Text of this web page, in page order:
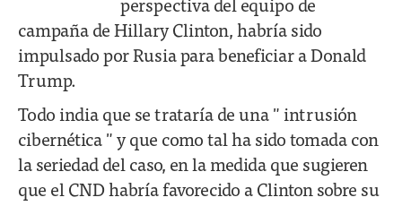
campaña de Hillary Clinton, habría sido
impulsado por Rusia para beneficiar a Donald
Trump.
Todo india que se trataría de una " intrusión
cibernética " y que como tal ha sido tomada con
la seriedad del caso, en la medida que sugieren
que el CND habría favorecido a Clinton sobre su